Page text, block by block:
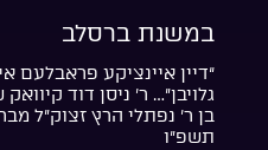
במשנת ברסלב
“דיין איינציקע פראבלעם
גלויבן”… ר’ ניסן דוד
בן ר’ נפתלי הרץ זצוק”ל
תשפ”ו